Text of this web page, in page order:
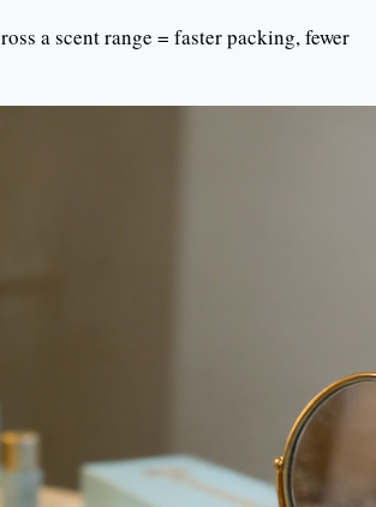
a scent range = faster packing, fewer